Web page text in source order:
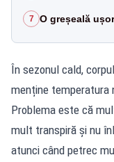
7 O greșeală
În sezonul cald,
menține temperatura
Problema este că
mult transpiră și nu
atunci când petrec